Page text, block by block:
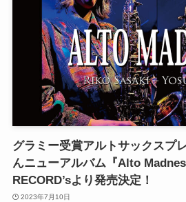
グラミー受賞アルトサックスプ
んニューアルバム『Alto
RECORD’sより発売決定！
2023年7月10日